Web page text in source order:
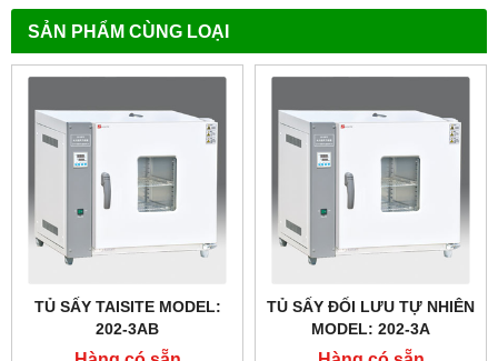
SẢN PHẨM CÙNG LOẠI
TỦ SẤY TAISITE MODEL:
202-3AB
TỦ SẤY ĐỐI LƯU TỰ NHIÊN
MODEL: 202-3A